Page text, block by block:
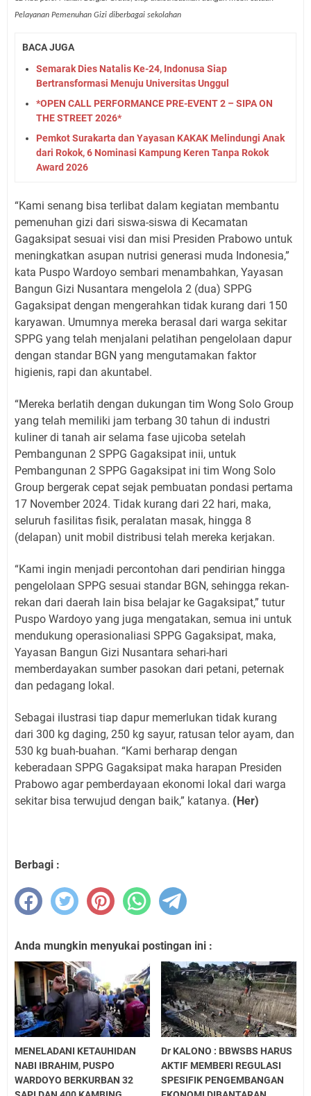
Pelayanan Pemenuhan Gizi diberbagai sekolahan
BACA JUGA
Semarak Dies Natalis Ke-24, Indonusa Siap
Bertransformasi Menuju Universitas Unggul
*OPEN CALL PERFORMANCE PRE-EVENT 2 – SIPA ON
THE STREET 2026*
Pemkot Surakarta dan Yayasan KAKAK Melindungi Anak
dari Rokok, 6 Nominasi Kampung Keren Tanpa Rokok
Award 2026
“Kami senang bisa terlibat dalam kegiatan membantu
pemenuhan gizi dari siswa-siswa di Kecamatan
Gagaksipat sesuai visi dan misi Presiden Prabowo untuk
meningkatkan asupan nutrisi generasi muda Indonesia,”
kata Puspo Wardoyo sembari menambahkan, Yayasan
Bangun Gizi Nusantara mengelola 2 (dua) SPPG
Gagaksipat dengan mengerahkan tidak kurang dari 150
karyawan. Umumnya mereka berasal dari warga sekitar
SPPG yang telah menjalani pelatihan pengelolaan dapur
dengan standar BGN yang mengutamakan faktor
higienis, rapi dan akuntabel.
“Mereka berlatih dengan dukungan tim Wong Solo Group
yang telah memiliki jam terbang 30 tahun di industri
kuliner di tanah air selama fase ujicoba setelah
Pembangunan 2 SPPG Gagaksipat inii, untuk
Pembangunan 2 SPPG Gagaksipat ini tim Wong Solo
Group bergerak cepat sejak pembuatan pondasi pertama
17 November 2024. Tidak kurang dari 22 hari, maka,
seluruh fasilitas fisik, peralatan masak, hingga 8
(delapan) unit mobil distribusi telah mereka kerjakan.
“Kami ingin menjadi percontohan dari pendirian hingga
pengelolaan SPPG sesuai standar BGN, sehingga rekan-
rekan dari daerah lain bisa belajar ke Gagaksipat,” tutur
Puspo Wardoyo yang juga mengatakan, semua ini untuk
mendukung operasionaliasi SPPG Gagaksipat, maka,
Yayasan Bangun Gizi Nusantara sehari-hari
memberdayakan sumber pasokan dari petani, peternak
dan pedagang lokal.
Sebagai ilustrasi tiap dapur memerlukan tidak kurang
dari 300 kg daging, 250 kg sayur, ratusan telor ayam, dan
530 kg buah-buahan. “Kami berharap dengan
keberadaan SPPG Gagaksipat maka harapan Presiden
Prabowo agar pemberdayaan ekonomi lokal dari warga
sekitar bisa terwujud dengan baik,” katanya. (Her)
Berbagi :
Anda mungkin menyukai postingan ini :
MENELADANI KETAUHIDAN
NABI IBRAHIM, PUSPO
WARDOYO BERKURBAN 32
Dr KALONO : BBWSBS HARUS
AKTIF MEMBERI REGULASI
SPESIFIK PENGEMBANGAN